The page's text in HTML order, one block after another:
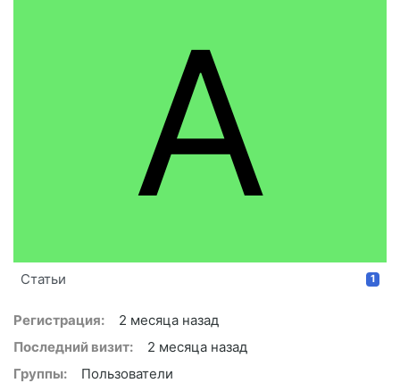
A
Статьи 1
Регистрация:
2 месяца назад
Последний визит:
2 месяца назад
Группы:
Пользователи